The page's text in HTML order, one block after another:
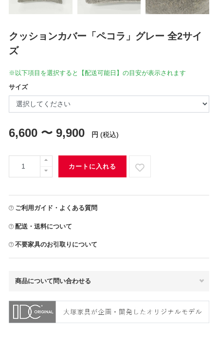
クッションカバー「ペコラ」グレー 全2サイ
ズ
※以下項目を選択すると【配送可能日】の目安が表示されます
サイズ
6,600 〜 9,900 円 (税込)
カートに入れる
ご利用ガイド・よくある質問
配送・送料について
不要家具のお引取りについて
商品について問い合わせる